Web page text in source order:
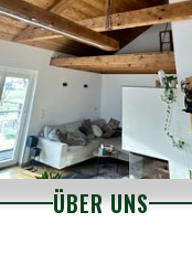
ÜBER UNS